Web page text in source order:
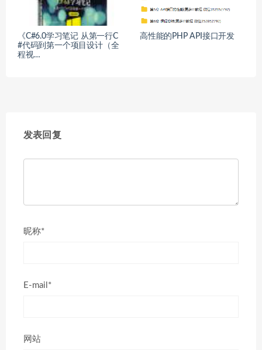
《C#6.0学习笔记 从第一行C
#代码到第一个项目设计（全
程视…
高性能的PHP API接口开发
发表回复
昵称*
E-mail*
网站